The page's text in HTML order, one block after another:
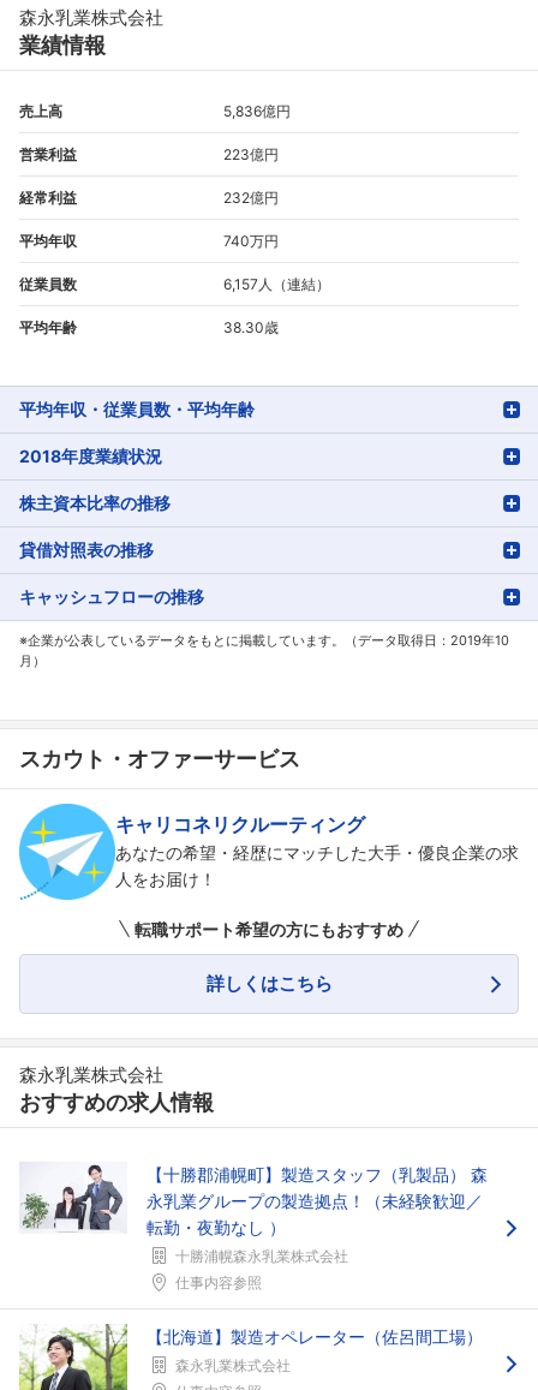
森永乳業株式会社
業績情報
売上高 5,836億円
営業利益 223億円
経常利益 232億円
平均年収 740万円
従業員数 6,157人（連結）
平均年齢 38.30歳
平均年収・従業員数・平均年齢
2018年度業績状況
株主資本比率の推移
貸借対照表の推移
キャッシュフローの推移
※企業が公表しているデータをもとに掲載しています。（データ取得日：2019年10
月）
スカウト・オファーサービス
キャリコネリクルーティング
あなたの希望・経歴にマッチした大手・優良企業の求
人をお届け！
転職サポート希望の方にもおすすめ
詳しくはこちら
森永乳業株式会社
おすすめの求人情報
【十勝郡浦幌町】製造スタッフ（乳製品） 森
永乳業グループの製造拠点！（未経験歓迎／
転勤・夜勤なし ）
十勝浦幌森永乳業株式会社
仕事内容参照
【北海道】製造オペレーター（佐呂間工場）
森永乳業株式会社